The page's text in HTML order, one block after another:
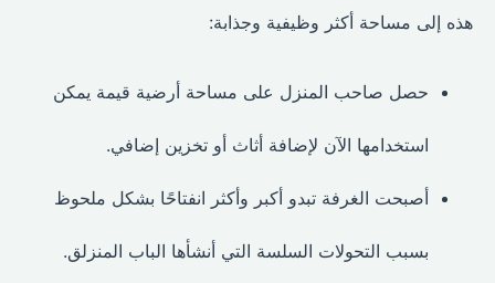
هذه إلى مساحة أكثر وظيفية وجذابة:
حصل صاحب المنزل على مساحة أرضية قيمة يمكن
استخدامها الآن لإضافة أثاث أو تخزين إضافي.
أصبحت الغرفة تبدو أكبر وأكثر انفتاحًا بشكل ملحوظ
بسبب التحولات السلسة التي أنشأها الباب المنزلق.